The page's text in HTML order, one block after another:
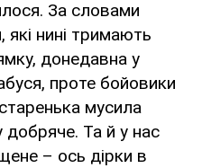
За словами
які нині тримають
донедавна у
проте бойовики
старенька мусила
добряче. Та й у нас
– ось дірки в